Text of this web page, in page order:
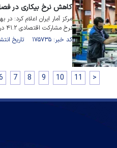
کاهش نرخ بیکاری در فصل
نرخ مشارکت اقتصادی ۴۱.۲ درصد ثبت شده است.
کد خبر: ۱۷۵۷۳۵ تاریخ انتشار : ۱۴۰۴/۰۴/۲۱
7 8 9 10 11 >